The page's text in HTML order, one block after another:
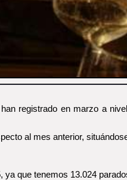
registrado en marzo a
al mes anterior,
que tenemos 13.024